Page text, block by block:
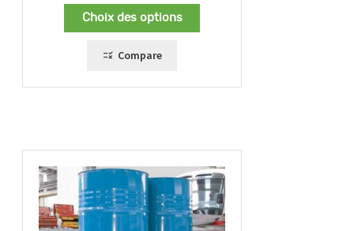
Choix des options
Compare